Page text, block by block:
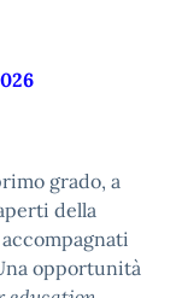
grado, a
della
opportunità